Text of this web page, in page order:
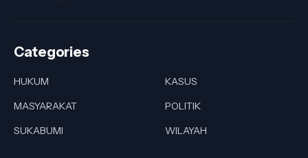
Categories
HUKUM
KASUS
MASYARAKAT
POLITIK
SUKABUMI
WILAYAH